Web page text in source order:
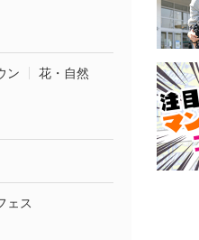
ン
花・自然
ェス